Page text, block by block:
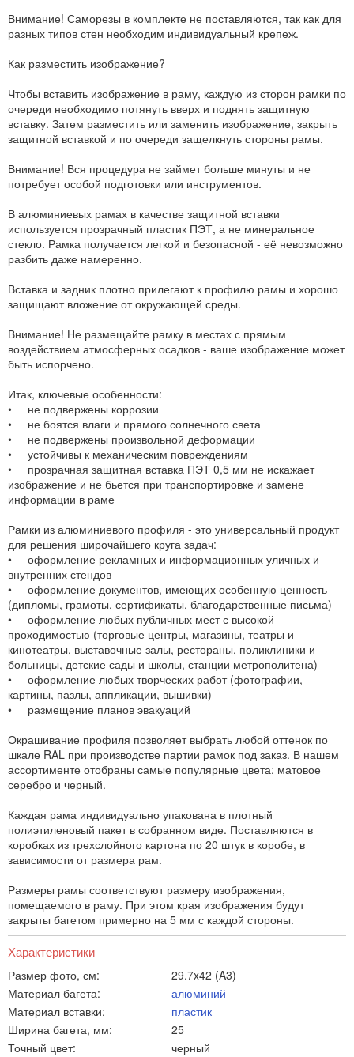
Внимание! Саморезы в комплекте не поставляются, так как для
разных типов стен необходим индивидуальный крепеж.
Как разместить изображение?
Чтобы вставить изображение в раму, каждую из сторон рамки по
очереди необходимо потянуть вверх и поднять защитную
вставку. Затем разместить или заменить изображение, закрыть
защитной вставкой и по очереди защелкнуть стороны рамы.
Внимание! Вся процедура не займет больше минуты и не
потребует особой подготовки или инструментов.
В алюминиевых рамах в качестве защитной вставки
используется прозрачный пластик ПЭТ, а не минеральное
стекло. Рамка получается легкой и безопасной - её невозможно
разбить даже намеренно.
Вставка и задник плотно прилегают к профилю рамы и хорошо
защищают вложение от окружающей среды.
Внимание! Не размещайте рамку в местах с прямым
воздействием атмосферных осадков - ваше изображение может
быть испорчено.
Итак, ключевые особенности:
• не подвержены коррозии
• не боятся влаги и прямого солнечного света
• не подвержены произвольной деформации
• устойчивы к механическим повреждениям
• прозрачная защитная вставка ПЭТ 0,5 мм не искажает
изображение и не бьется при транспортировке и замене
информации в раме
Рамки из алюминиевого профиля - это универсальный продукт
для решения широчайшего круга задач:
• оформление рекламных и информационных уличных и
внутренних стендов
• оформление документов, имеющих особенную ценность
(дипломы, грамоты, сертификаты, благодарственные письма)
• оформление любых публичных мест с высокой
проходимостью (торговые центры, магазины, театры и
кинотеатры, выставочные залы, рестораны, поликлиники и
больницы, детские сады и школы, станции метрополитена)
• оформление любых творческих работ (фотографии,
картины, пазлы, аппликации, вышивки)
• размещение планов эвакуаций
Окрашивание профиля позволяет выбрать любой оттенок по
шкале RAL при производстве партии рамок под заказ. В нашем
ассортименте отобраны самые популярные цвета: матовое
серебро и черный.
Каждая рама индивидуально упакована в плотный
полиэтиленовый пакет в собранном виде. Поставляются в
коробках из трехслойного картона по 20 штук в коробе, в
зависимости от размера рам.
Размеры рамы соответствуют размеру изображения,
помещаемого в раму. При этом края изображения будут
закрыты багетом примерно на 5 мм с каждой стороны.
Характеристики
Размер фото, см:
29.7x42 (A3)
Материал багета:
алюминий
Материал вставки:
пластик
Ширина багета, мм:
25
Точный цвет:
черный